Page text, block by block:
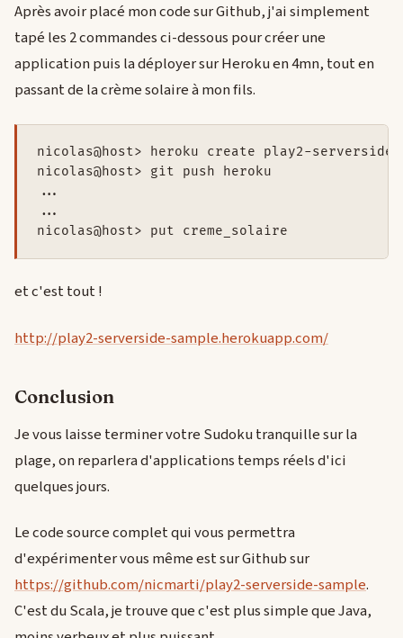
Après avoir placé mon code sur Github, j'ai simplement
tapé les 2 commandes ci-dessous pour créer une
application puis la déployer sur Heroku en 4mn, tout en
passant de la crème solaire à mon fils.
nicolas@host> heroku create play2-serverside-
nicolas@host> git push heroku
...
...
nicolas@host> put creme_solaire
et c'est tout !
http://play2-serverside-sample.herokuapp.com/
Conclusion
Je vous laisse terminer votre Sudoku tranquille sur la
plage, on reparlera d'applications temps réels d'ici
quelques jours.
Le code source complet qui vous permettra
d'expérimenter vous même est sur Github sur
https://github.com/nicmarti/play2-serverside-sample.
C'est du Scala, je trouve que c'est plus simple que Java,